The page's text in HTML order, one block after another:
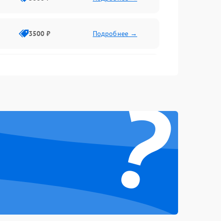
3500 ₽ Подробнее →
2000 ₽ Подробнее →
Подробнее →
Подробнее →
?